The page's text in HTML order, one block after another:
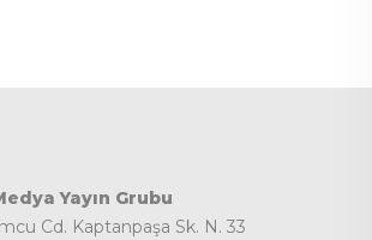
Yayın Grubu
Cd. Kaptanpaşa Sk. N. 33